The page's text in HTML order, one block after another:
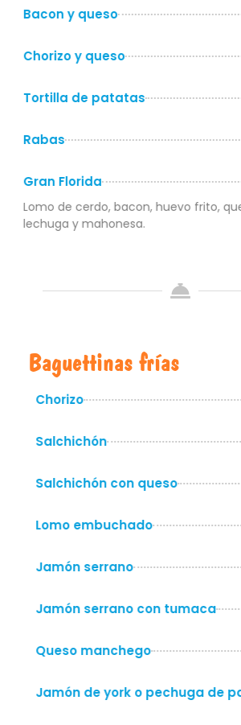
Bacon y queso
Chorizo y queso
Tortilla de patatas
Rabas
Gran Florida
Lomo de cerdo, bacon, huevo frito,
lechuga y mahonesa.
Baguettinas frías
Chorizo
Salchichón
Salchichón con queso
Lomo embuchado
Jamón serrano
Jamón serrano con tumaca
Queso manchego
Jamón de york o pechuga de